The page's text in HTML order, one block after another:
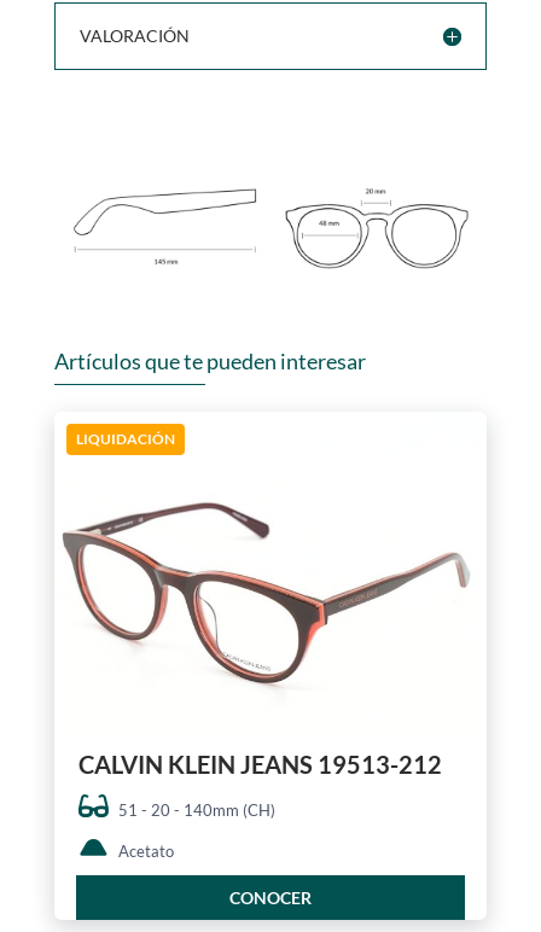
VALORACIÓN
Artículos que te pueden interesar
LIQUIDACIÓN
CALVIN KLEIN JEANS 19513-212
51 - 20 - 140mm (CH)
Acetato
CONOCER